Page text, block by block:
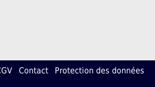
Contact Protection des données